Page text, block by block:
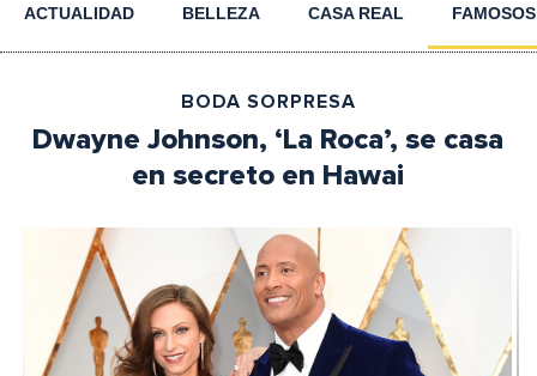
ACTUALIDAD BELLEZA CASA REAL FAMOSOS
BODA SORPRESA
Dwayne Johnson, ‘La Roca’, se casa
en secreto en Hawai